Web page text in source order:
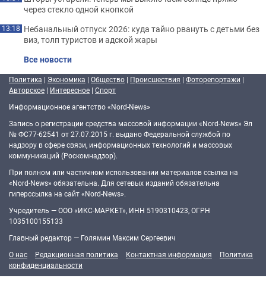
через стекло одной кнопкой
13:18 Небанальный отпуск 2026: куда тайно рвануть с детьми без
виз, толп туристов и адской жары
Все новости
Политика | Экономика | Общество | Происшествия | Фоторепортажи |
Авторское | Интересное | Спорт
Информационное агентство «Nord-News»
Запись о регистрации средства массовой информации «Nord-News» Эл
№ ФС77-62541 от 27.07.2015 г. выдано Федеральной службой по
надзору в сфере связи, информационных технологий и массовых
коммуникаций (Роскомнадзор).
При полном или частичном использовании материалов ссылка на
«Nord-News» обязательна. Для сетевых изданий обязательна
гиперссылка на сайт «Nord-News».
Учредитель — ООО «ИКС-МАРКЕТ», ИНН 5190310423, ОГРН
1035100155133
Главный редактор — Голямин Максим Сергеевич
О нас
Редакционная политика Контактная информация
Политика
конфиденциальности